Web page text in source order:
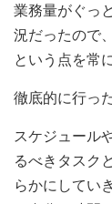
業務量がぐっ
況だったので
という点を常
徹底的に行っ
スケジュール
るべきタスク
らかにしてい